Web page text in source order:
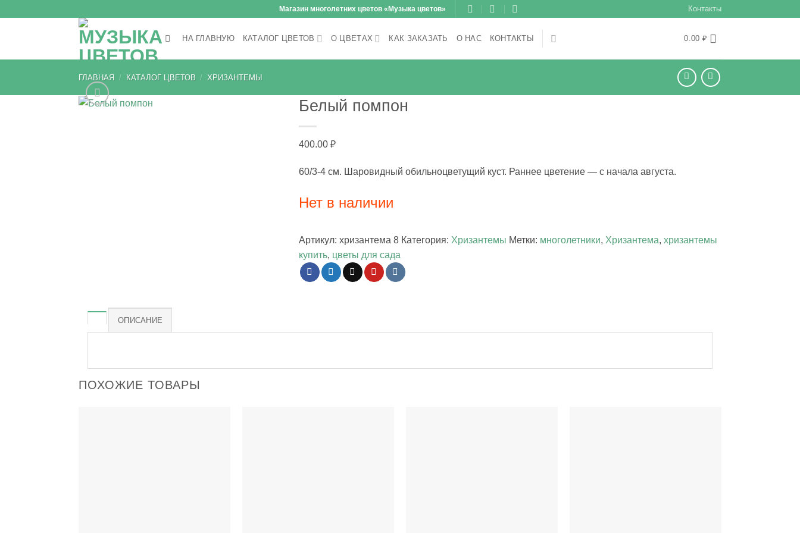
Магазин многолетних цветов «Музыка цветов» Контакты
НА ГЛАВНУЮ КАТАЛОГ ЦВЕТОВ О ЦВЕТАХ КАК ЗАКАЗАТЬ О НАС КОНТАКТЫ 0.00 ₽
ГЛАВНАЯ / КАТАЛОГ ЦВЕТОВ / ХРИЗАНТЕМЫ
Белый помпон
400.00 ₽
60/3-4 см. Шаровидный обильноцветущий куст. Раннее цветение — с начала августа.
Нет в наличии
Артикул: хризантема 8 Категория: Хризантемы Метки: многолетники, Хризантема, хризантемы
купить, цветы для сада
ОПИСАНИЕ
ПОХОЖИЕ ТОВАРЫ